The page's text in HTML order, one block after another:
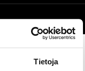
Tietoja